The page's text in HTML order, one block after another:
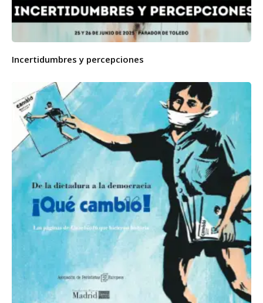
Incertidumbres y percepciones